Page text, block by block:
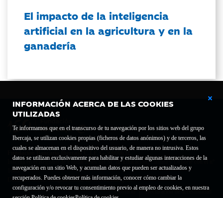
INFORMACIÓN ACERCA DE LAS COOKIES
UTILIZADAS
Te informamos que en el transcurso de tu navegación por los sitios web del grupo
Ibercaja, se utilizan cookies propias (ficheros de datos anónimos) y de terceros, las
cuales se almacenan en el dispositivo del usuario, de manera no intrusiva. Estos
datos se utilizan exclusivamente para habilitar y estudiar algunas interacciones de la
navegación en un sitio Web, y acumulan datos que pueden ser actualizados y
recuperados. Puedes obtener más información, conocer cómo cambiar la
configuración y/o revocar tu consentimiento previo al empleo de cookies, en nuestra
El impacto de la inteligencia
artificial en la agricultura y en la
ganadería
Fundación Bancaria Ibercaja C.I.F. G-50000652.
Inscrita en el Registro de Fundaciones del Mº de Educación, Cultura y Deporte con el nº
1689.
Domicilio social: Joaquín Costa, 13. 50001 Zaragoza.
Contacto
Declaración de accesibilidad